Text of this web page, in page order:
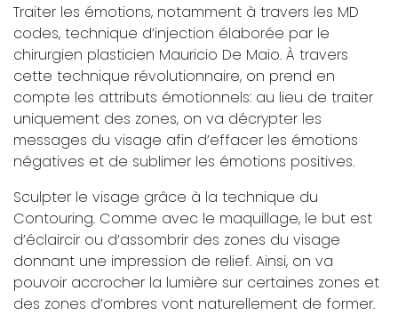
Traiter les émotions, notamment à travers les MD
codes, technique d’injection élaborée par le
chirurgien plasticien Mauricio De Maio. À travers
cette technique révolutionnaire, on prend en
compte les attributs émotionnels: au lieu de traiter
uniquement des zones, on va décrypter les
messages du visage afin d’effacer les émotions
négatives et de sublimer les émotions positives.
Sculpter le visage grâce à la technique du
Contouring. Comme avec le maquillage, le but est
d’éclaircir ou d’assombrir des zones du visage
donnant une impression de relief. Ainsi, on va
pouvoir accrocher la lumière sur certaines zones et
des zones d’ombres vont naturellement de former.